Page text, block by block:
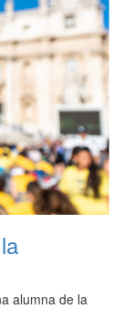
alumna de la